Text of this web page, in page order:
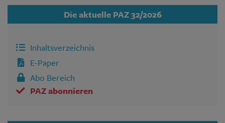
Die aktuelle PAZ 32/2026
Inhaltsverzeichnis
E-Paper
Abo Bereich
PAZ abonnieren